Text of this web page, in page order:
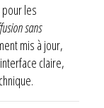
pour les
sans
mis à jour,
claire,